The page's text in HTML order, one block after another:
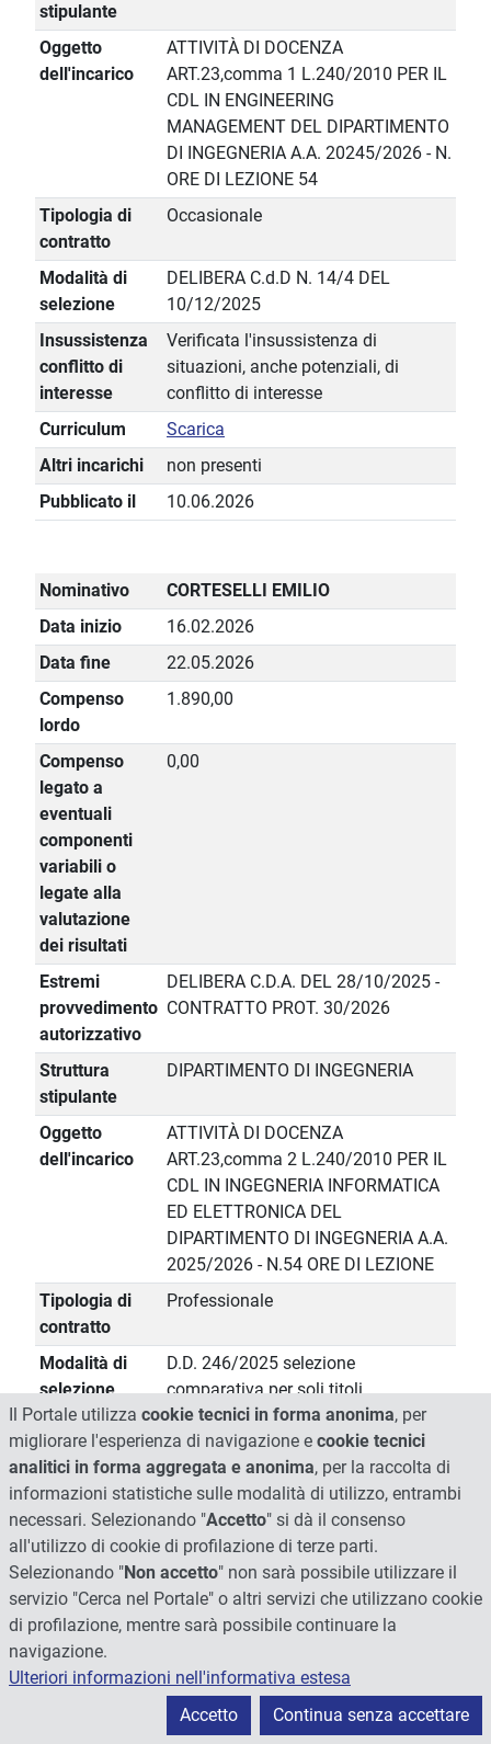
stipulante
Oggetto
dell'incarico
ATTIVITÀ DI DOCENZA
ART.23,comma 1 L.240/2010 PER IL
CDL IN ENGINEERING
MANAGEMENT DEL DIPARTIMENTO
DI INGEGNERIA A.A. 20245/2026 - N.
ORE DI LEZIONE 54
Tipologia di
contratto
Occasionale
Modalità di
selezione
DELIBERA C.d.D N. 14/4 DEL
10/12/2025
Insussistenza
conflitto di
interesse
Verificata l'insussistenza di
situazioni, anche potenziali, di
conflitto di interesse
Curriculum
Scarica
Altri incarichi
non presenti
Pubblicato il
10.06.2026
Nominativo
CORTESELLI EMILIO
Data inizio
16.02.2026
Data fine
22.05.2026
Compenso
lordo
1.890,00
Compenso
legato a
eventuali
componenti
variabili o
legate alla
valutazione
dei risultati
0,00
Estremi
provvedimento
autorizzativo
DELIBERA C.D.A. DEL 28/10/2025 -
CONTRATTO PROT. 30/2026
Struttura
stipulante
DIPARTIMENTO DI INGEGNERIA
Oggetto
dell'incarico
ATTIVITÀ DI DOCENZA
ART.23,comma 2 L.240/2010 PER IL
CDL IN INGEGNERIA INFORMATICA
ED ELETTRONICA DEL
DIPARTIMENTO DI INGEGNERIA A.A.
2025/2026 - N.54 ORE DI LEZIONE
Tipologia di
contratto
Professionale
Modalità di
selezione
D.D. 246/2025 selezione
comparativa per soli titoli
Insussistenza
conflitto di
interesse
Verificata l'insussistenza di
situazioni, anche potenziali, di
conflitto di interesse
Curriculum
Scarica
Altri incarichi
non presenti
Pubblicato il
10.06.2026
Nominativo
MORETTINI GIULIA
16.02.2026
Il Portale utilizza cookie tecnici in forma anonima, per
migliorare l'esperienza di navigazione e cookie tecnici
analitici in forma aggregata e anonima, per la raccolta di
informazioni statistiche sulle modalità di utilizzo, entrambi
necessari. Selezionando "Accetto" si dà il consenso
all'utilizzo di cookie di profilazione di terze parti.
Selezionando "Non accetto" non sarà possibile utilizzare il
servizio "Cerca nel Portale" o altri servizi che utilizzano cookie
di profilazione, mentre sarà possibile continuare la
navigazione.
Ulteriori informazioni nell'informativa estesa
Accetto
Continua senza accettare